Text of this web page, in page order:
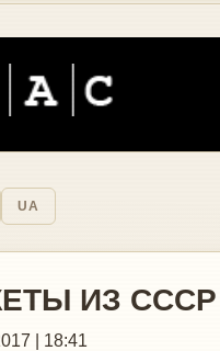
UA
ИЗ СССР
| 18:41